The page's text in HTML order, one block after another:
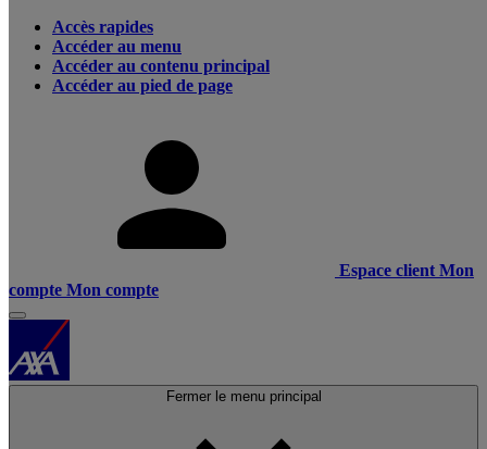
Accès rapides
Accéder au menu
Accéder au contenu principal
Accéder au pied de page
Espace client Mon
compte Mon compte
Fermer le menu principal